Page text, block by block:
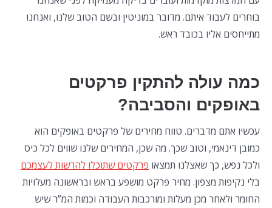
בוחרים לעבוד איתם. מדובר במוניטין ובשם הטוב שלנו, ואנחנו
מתייחסים אליו בכובד ראש.
כמה עולה להתקין פרקטים
באופקים והסביבה?
עכשיו אתם מדברים. טווח מחירים של פרקטים באופקים הוא
כמובן דינאמי, וטוב שכך. מה שכן, המחירים שלנו שווים לכל כיס
ולכל נפש, כך שאצלנו תמצאו פרקטים שתוכלו להרשות לעצמכם
בלי נקיפות מצפון. מחיר פרקט מושפע בראש ובראשונה מעלויות
החומר ולאחר מכן מעלות ומורכבות העבודה וכמות המ”ר שיש